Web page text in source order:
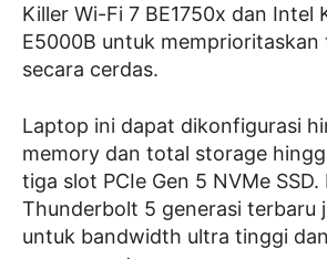
Killer Wi-Fi 7 BE1750x dan Intel
E5000B untuk
secara cerdas.
Laptop ini dapat dikonfigurasi
memory dan total storage
tiga slot PCIe Gen 5 NVMe
Thunderbolt 5 generasi terbaru
untuk bandwidth ultra tinggi